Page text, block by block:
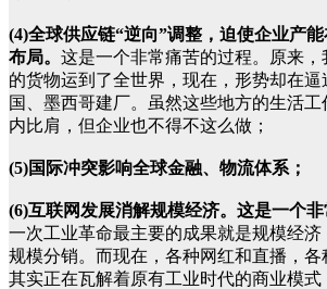
(4)全球供应链“逆向”调整，迫使企业产
布局。 这是一个非常痛苦的过程。原来
的货物运到了全世界，现在，形势却在
国、墨西哥建厂。虽然这些地方的生活工
内比肩，但企业也不得不这么做；
(5)国际冲突影响全球金融、物流体系；
(6)互联网发展消解规模经济。这是一个非
一次工业革命最主要的成果就是规模经
规模分销。而现在，各种网红和直播，各
其实正在瓦解着原有工业时代的商业模式